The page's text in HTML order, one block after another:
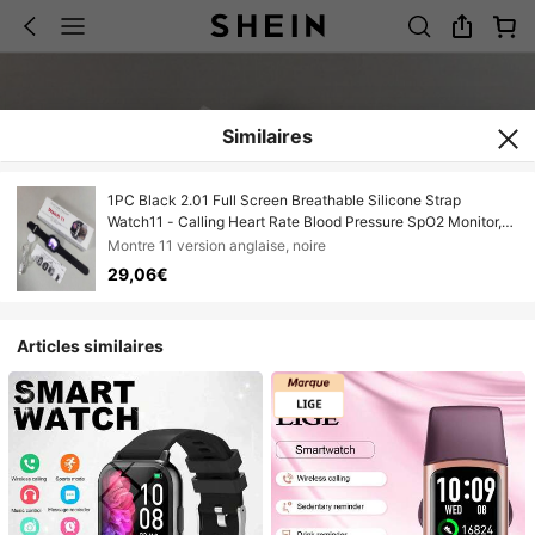
Similaires
1PC Black 2.01 Full Screen Breathable Silicone Strap
Watch11 - Calling Heart Rate Blood Pressure SpO2 Monitor,
110+ Sports Modes & Sleep Tracker, IP68 Waterproof & AI
Voice Assistant, Father's Day Independence Day, Outdoor
Running Hiking Gym Daily We
Montre 11 version anglaise, noire
29,06€
Articles similaires